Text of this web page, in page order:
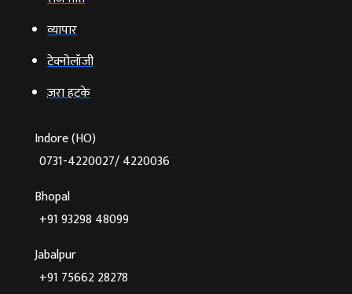
व्‍यापार
टेक्‍नोलॉजी
ज़रा हटके
Indore (HO)
0731-4220027/ 4220036
Bhopal
+91 93298 48099
Jabalpur
+91 75662 28278